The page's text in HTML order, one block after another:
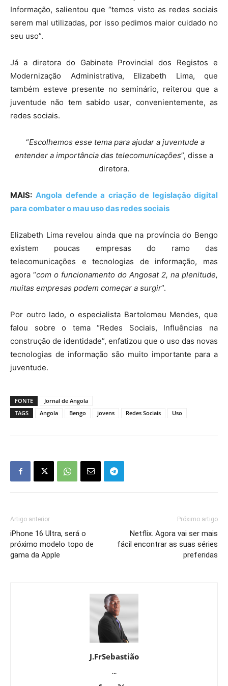
Informação, salientou que “temos visto as redes sociais
serem mal utilizadas, por isso pedimos maior cuidado no
seu uso”.
Já a diretora do Gabinete Provincial dos Registos e
Modernização Administrativa, Elizabeth Lima, que
também esteve presente no seminário, reiterou que a
juventude não tem sabido usar, convenientemente, as
redes sociais.
“Escolhemos esse tema para ajudar a juventude a
entender a importância das telecomunicações”, disse a
diretora.
MAIS: Angola defende a criação de legislação digital
para combater o mau uso das redes sociais
Elizabeth Lima revelou ainda que na província do Bengo
existem poucas empresas do ramo das
telecomunicações e tecnologias de informação, mas
agora “com o funcionamento do Angosat 2, na plenitude,
muitas empresas podem começar a surgir”.
Por outro lado, o especialista Bartolomeu Mendes, que
falou sobre o tema “Redes Sociais, Influências na
construção de identidade”, enfatizou que o uso das novas
tecnologias de informação são muito importante para a
juventude.
FONTE
Jornal de Angola
TAGS
Angola Bengo jovens Redes Sociais Uso
Artigo anterior
iPhone 16 Ultra, será o
próximo modelo topo de
gama da Apple
Próximo artigo
Netflix. Agora vai ser mais
fácil encontrar as suas séries
preferidas
J.FrSebastião
...